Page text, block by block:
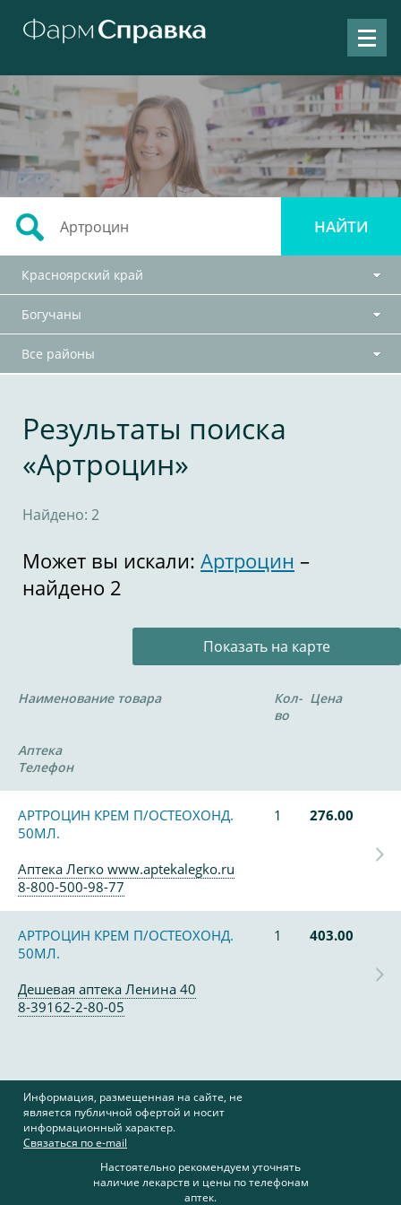
Красноярский край
Богучаны
Все районы
Результаты поиска
«Артроцин»
Найдено: 2
Может вы искали: Артроцин –
найдено 2
Показать на карте
Наименование товара
Кол-
во
Цена
Аптека
Телефон
АРТРОЦИН КРЕМ П/ОСТЕОХОНД.
50МЛ.
1 276.00
Аптека Легко www.aptekalegko.ru
8-800-500-98-77
АРТРОЦИН КРЕМ П/ОСТЕОХОНД.
50МЛ.
1 403.00
Дешевая аптека Ленина 40
8-39162-2-80-05
Информация, размещенная на сайте, не
является публичной офертой и носит
информационный характер.
Связаться по e-mail
Настоятельно рекомендуем уточнять
наличие лекарств и цены по телефонам
аптек.